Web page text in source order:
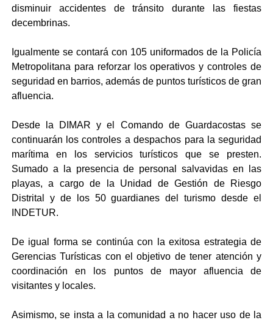
disminuir accidentes de tránsito durante las fiestas
decembrinas.
Igualmente se contará con 105 uniformados de la Policía
Metropolitana para reforzar los operativos y controles de
seguridad en barrios, además de puntos turísticos de gran
afluencia.
Desde la DIMAR y el Comando de Guardacostas se
continuarán los controles a despachos para la seguridad
marítima en los servicios turísticos que se presten.
Sumado a la presencia de personal salvavidas en las
playas, a cargo de la Unidad de Gestión de Riesgo
Distrital y de los 50 guardianes del turismo desde el
INDETUR.
De igual forma se continúa con la exitosa estrategia de
Gerencias Turísticas con el objetivo de tener atención y
coordinación en los puntos de mayor afluencia de
visitantes y locales.
Asimismo, se insta a la comunidad a no hacer uso de la